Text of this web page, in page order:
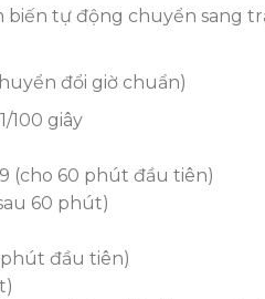
biến tự động chuyển sang
đổi giờ chuẩn)
100 giây
(cho 60 phút đầu tiên)
60 phút)
phút đầu tiên)